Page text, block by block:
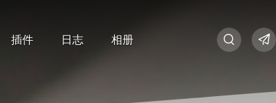
插件 日志 相册